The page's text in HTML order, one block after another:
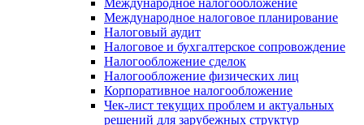
Международное налогообложение
Международное налоговое планирование
Налоговый аудит
Налоговое и бухгалтерское сопровождение
Налогообложение сделок
Налогообложение физических лиц
Корпоративное налогообложение
Чек-лист текущих проблем и актуальных
решений для зарубежных структур